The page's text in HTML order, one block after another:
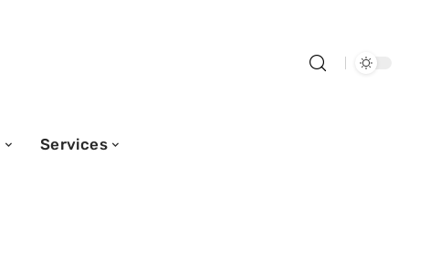
Services